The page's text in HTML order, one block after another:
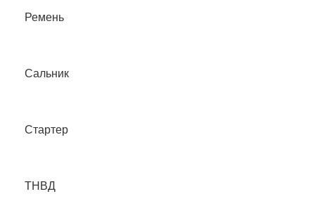
Ремень
Сальник
Стартер
ТНВД